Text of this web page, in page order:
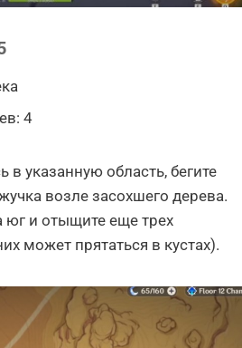
4
указанную область, бегите
возле засохшего дерева.
юг и отыщите еще трех
может прятаться в кустах).